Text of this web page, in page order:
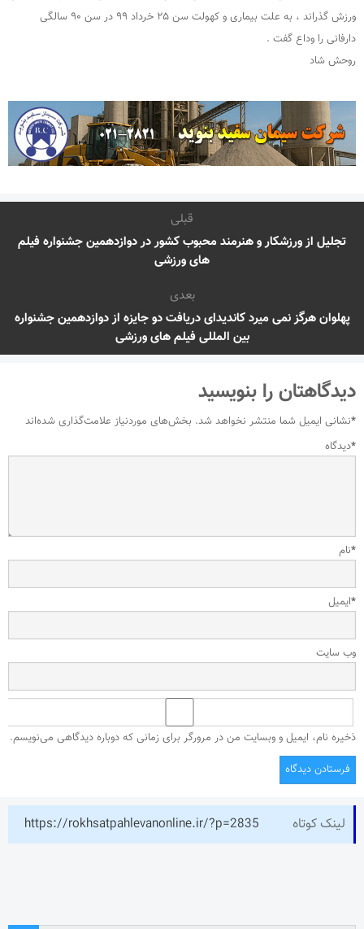
ورزش گذراند ، به علت بیماری و کهولت سن ۲۵ خرداد ۹۹ در سن ۹۰ سالگی
دارفانی را وداع گفت .
روحش شاد
قبلی
تجلیل از ورزشکار و هنرمند محبوب کشور در دوازدهمین جشنواره فیلم
های ورزشی
بعدی
پهلوان هرگز نمی میرد کاندیدای دریافت دو جایزه از دوازدهمین جشنواره
بین المللی فیلم های ورزشی
دیدگاهتان را بنویسید
نشانی ایمیل شما منتشر نخواهد شد. بخش‌های موردنیاز علامت‌گذاری شده‌اند
*
دیدگاه*
نام*
ایمیل*
وب‌ سایت
ذخیره نام، ایمیل و وبسایت من در مرورگر برای زمانی که دوباره دیدگاهی می‌نویسم.
لینک کوتاه https://rokhsatpahlevanonline.ir/?p=2835